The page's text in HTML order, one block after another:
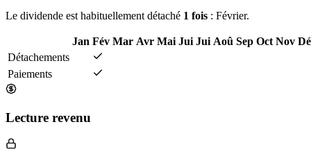
Le dividende est habituellement détaché 1 fois : Février.
Jan Fév Mar Avr Mai Jui Jui Aoû Sep Oct Nov
Détachements
Paiements
Lecture revenu